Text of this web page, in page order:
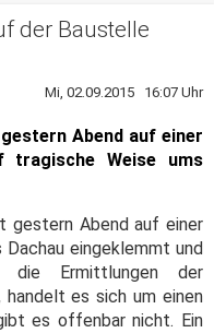
der Baustelle
Mi, 02.09.2015 16:07 Uhr
Abend auf einer
tragische Weise ums
gestern Abend auf einer
eingeklemmt und
die Ermittlungen der
handelt es sich um einen
es offenbar nicht. Ein